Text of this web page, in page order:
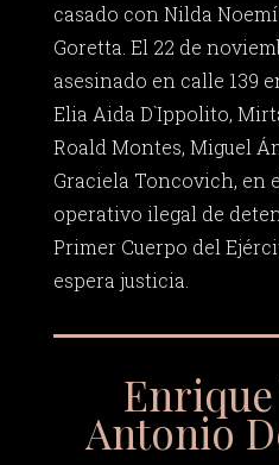
casado con Nilda
Goretta. El 22 de
asesinado en calle 139
Elia Aida D`Ippolito,
Roald Montes, Miguel
Graciela Toncovich, en
operativo ilegal de
Primer Cuerpo del
espera justicia.
Antonio